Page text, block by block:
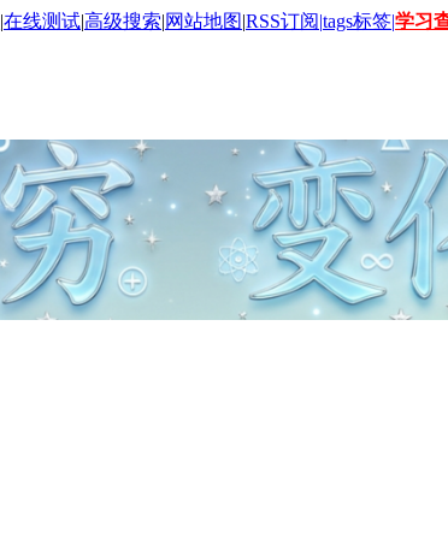
|在线测试|高级搜索|网站地图|RSS订阅|tags标签|学习